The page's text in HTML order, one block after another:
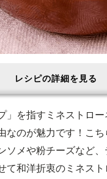
レシピの詳細を見る
」を指すミネストロ
なのが魅力です！こ
ソメや粉チーズなど
て和洋折衷のミネスト